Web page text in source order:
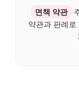
면책 약관
약관과 판례